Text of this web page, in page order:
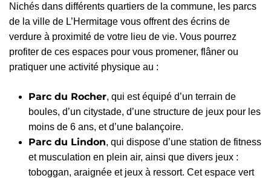
Nichés dans différents quartiers de la commune, les parcs
de la ville de L’Hermitage vous offrent des écrins de
verdure à proximité de votre lieu de vie. Vous pourrez
profiter de ces espaces pour vous promener, flâner ou
pratiquer une activité physique au :
Parc du Rocher, qui est équipé d’un terrain de
boules, d’un citystade, d’une structure de jeux pour les
moins de 6 ans, et d’une balançoire.
Parc du Lindon, qui dispose d’une station de fitness
et musculation en plein air, ainsi que divers jeux :
toboggan, araignée et jeux à ressort. Cet espace vert